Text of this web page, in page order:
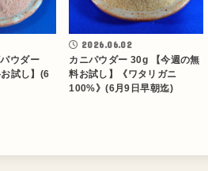
ウダー
試し】(6
2026.06.02
カニパウダー 30g 【今週の無
料お試し】《ワタリガニ
100%》(6月9日早朝迄)